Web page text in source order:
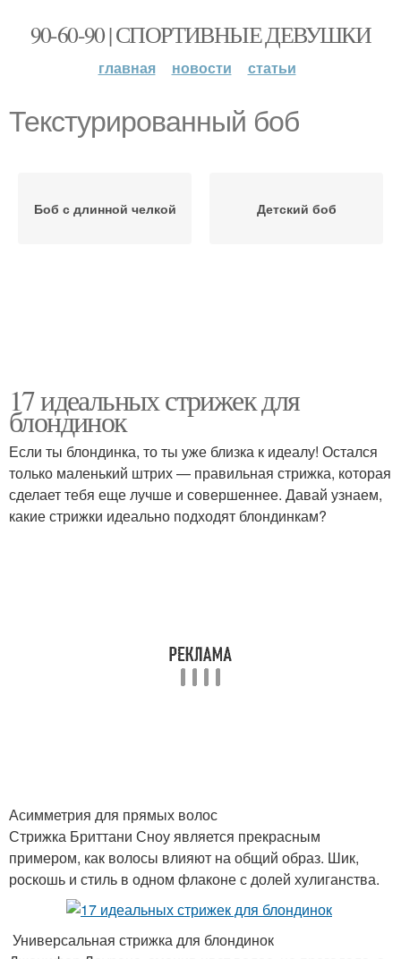
90-60-90 | СПОРТИВНЫЕ ДЕВУШКИ
главная новости статьи
Текстурированный боб
Боб с длинной челкой Детский боб
17 идеальных стрижек для
блондинок
Если ты блондинка, то ты уже близка к идеалу! Остался
только маленький штрих — правильная стрижка, которая
сделает тебя еще лучше и совершеннее. Давай узнаем,
какие стрижки идеально подходят блондинкам?
Асимметрия для прямых волос
Стрижка Бриттани Сноу является прекрасным
примером, как волосы влияют на общий образ. Шик,
роскошь и стиль в одном флаконе с долей хулиганства.
Универсальная стрижка для блондинок